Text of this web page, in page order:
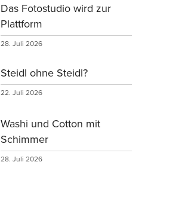
Das Fotostudio wird zur
Plattform
28. Juli 2026
Steidl ohne Steidl?
22. Juli 2026
Washi und Cotton mit
Schimmer
28. Juli 2026